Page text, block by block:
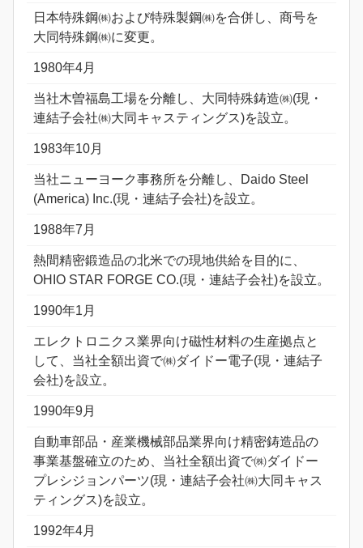
日本特殊鋼㈱および特殊製鋼㈱を合併し、商号を
大同特殊鋼㈱に変更。
1980年4月
当社木曽福島工場を分離し、大同特殊鋳造㈱(現・
連結子会社㈱大同キャスティングス)を設立。
1983年10月
当社ニューヨーク事務所を分離し、Daido Steel
(America) Inc.(現・連結子会社)を設立。
1988年7月
熱間精密鍛造品の北米での現地供給を目的に、
OHIO STAR FORGE CO.(現・連結子会社)を設立。
1990年1月
エレクトロニクス業界向け磁性材料の生産拠点と
して、当社全額出資で㈱ダイドー電子(現・連結子
会社)を設立。
1990年9月
自動車部品・産業機械部品業界向け精密鋳造品の
事業基盤確立のため、当社全額出資で㈱ダイドー
プレシジョンパーツ(現・連結子会社㈱大同キャス
ティングス)を設立。
1992年4月